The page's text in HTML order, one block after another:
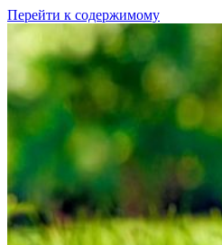
Перейти к содержимому